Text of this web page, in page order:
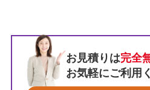
お見積りは完全
お気軽にご利用